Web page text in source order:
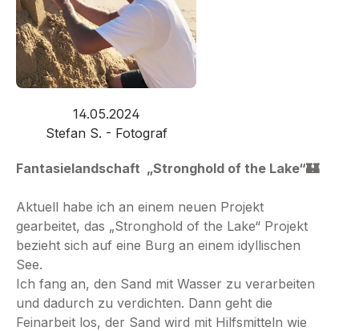
14.05.2024
Stefan S. - Fotograf
Fantasielandschaft „Stronghold of the Lake“🏰
Aktuell habe ich an einem neuen Projekt
gearbeitet, das „Stronghold of the Lake“ Projekt
bezieht sich auf eine Burg an einem idyllischen
See.
Ich fang an, den Sand mit Wasser zu verarbeiten
und dadurch zu verdichten. Dann geht die
Feinarbeit los, der Sand wird mit Hilfsmitteln wie